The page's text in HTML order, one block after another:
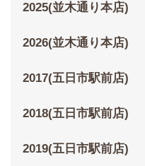
2025(並木通り本店)
2026(並木通り本店)
2017(五日市駅前店)
2018(五日市駅前店)
2019(五日市駅前店)